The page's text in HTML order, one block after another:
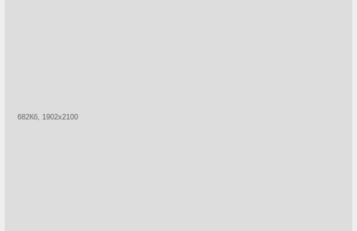
682Кб, 1902x2100